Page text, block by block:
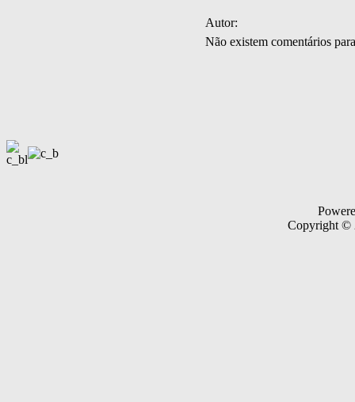
Autor:
Não existem comentários
Copyright ©